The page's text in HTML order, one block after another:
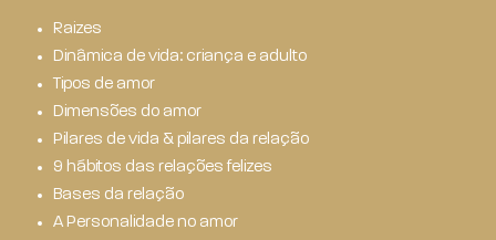
Raizes
Dinâmica de vida: criança e adulto
Tipos de amor
Dimensões do amor
Pilares de vida & pilares da relação
9 hábitos das relações felizes
Bases da relação
A Personalidade no amor